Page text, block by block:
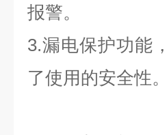
报警。
3.漏电保护功能
了使用的安全性。